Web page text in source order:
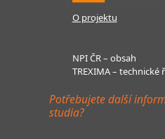
O projektu
NPI ČR – obsah
TREXIMA – technické
Potřebujete další
studia?